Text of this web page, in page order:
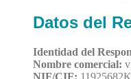
Datos del
Identidad del
Nombre comercial: